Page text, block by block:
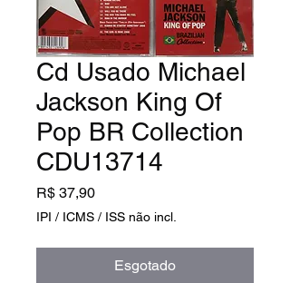
Cd Usado Michael
Jackson King Of
Pop BR Collection
CDU13714
R$ 37,90Preço
IPI / ICMS / ISS não incl.
Esgotado